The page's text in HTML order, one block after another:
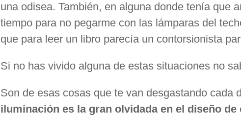
una odisea. También, en alguna donde tenía que
tiempo para no pegarme con las lámparas del
que para leer un libro parecía un contorsionista
Si no has vivido alguna de estas situaciones no
Son de esas cosas que te van desgastando cada
iluminación es la gran olvidada en el diseño de